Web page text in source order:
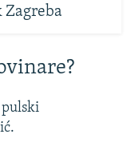
Zagreba
pulski